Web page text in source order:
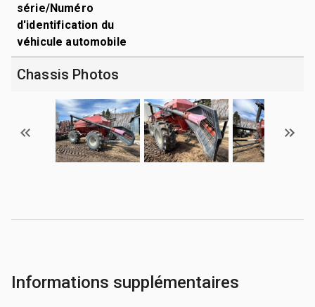
série/Numéro
d'identification du
véhicule automobile
Chassis Photos
Informations supplémentaires